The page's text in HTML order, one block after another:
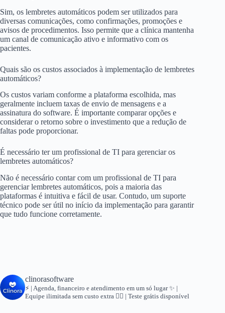
Sim, os lembretes automáticos podem ser utilizados para
diversas comunicações, como confirmações, promoções e
avisos de procedimentos. Isso permite que a clínica mantenha
um canal de comunicação ativo e informativo com os
pacientes.
Quais são os custos associados à implementação de lembretes
automáticos?
Os custos variam conforme a plataforma escolhida, mas
geralmente incluem taxas de envio de mensagens e a
assinatura do software. É importante comparar opções e
considerar o retorno sobre o investimento que a redução de
faltas pode proporcionar.
É necessário ter um profissional de TI para gerenciar os
lembretes automáticos?
Não é necessário contar com um profissional de TI para
gerenciar lembretes automáticos, pois a maioria das
plataformas é intuitiva e fácil de usar. Contudo, um suporte
técnico pode ser útil no início da implementação para garantir
que tudo funcione corretamente.
clinorasoftware
⚡ | Agenda, financeiro e atendimento em um só lugar✨ |
Equipe ilimitada sem custo extra 👇🏻 | Teste grátis disponível